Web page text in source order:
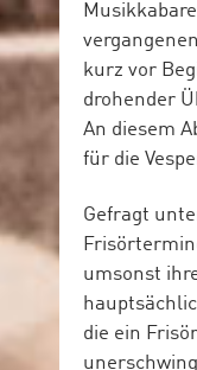
kurz vor
drohender
An diesem
für die
Gefragt
umsonst
die ein